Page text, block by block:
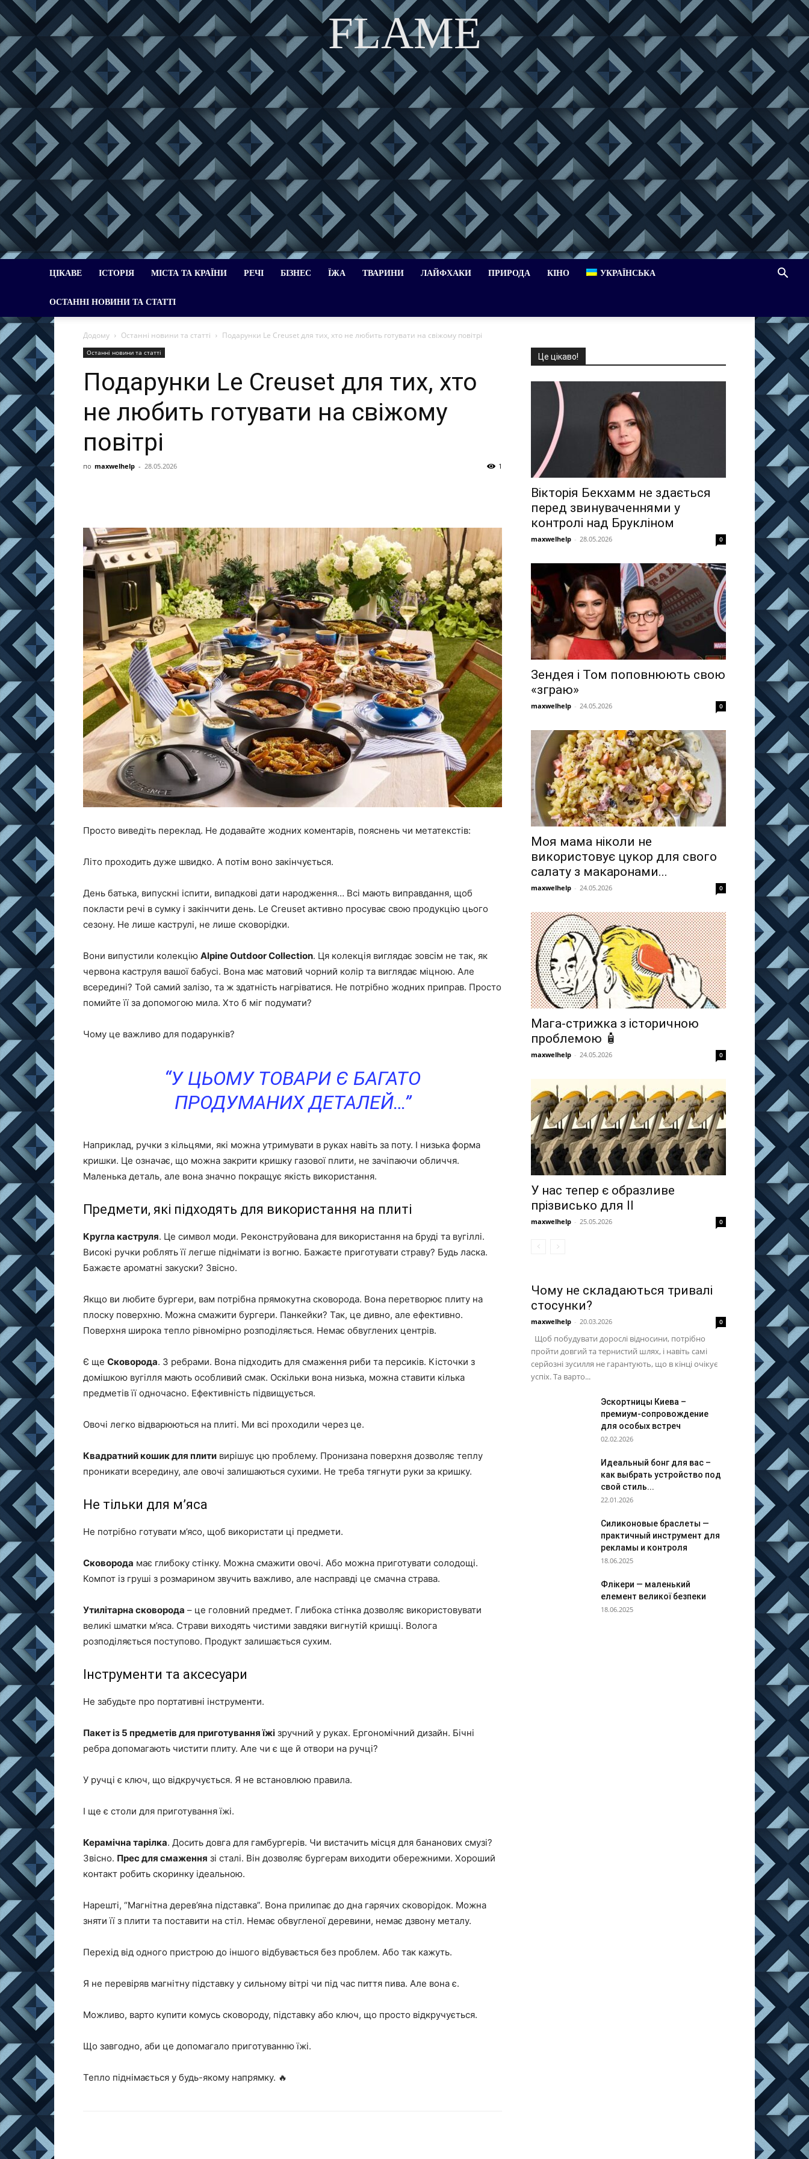
FLAME
DISCOVER THE ART OF PUBLISHING
ЦІКАВЕ ІСТОРІЯ МІСТА ТА КРАЇНИ РЕЧІ БІЗНЕС ЇЖА ТВАРИНИ ЛАЙФХАКИ ПРИРОДА КІНО УКРАЇНСЬКА
ОСТАННІ НОВИНИ ТА СТАТТІ
Додому Останні новини та статті Подарунки Le Creuset для тих, хто не любить готувати на свіжому повітрі
Останні новини та статті
Подарунки Le Creuset для тих, хто
не любить готувати на свіжому
повітрі
по maxwelhelp - 28.05.2026 1
Просто виведіть переклад. Не додавайте жодних коментарів, пояснень чи метатекстів:
Літо проходить дуже швидко. А потім воно закінчується.
День батька, випускні іспити, випадкові дати народження… Всі мають виправдання, щоб
покласти речі в сумку і закінчити день. Le Creuset активно просуває свою продукцію цього
сезону. Не лише каструлі, не лише сковорідки.
Вони випустили колекцію Alpine Outdoor Collection. Ця колекція виглядає зовсім не так, як
червона каструля вашої бабусі. Вона має матовий чорний колір та виглядає міцною. Але
всередині? Той самий залізо, та ж здатність нагріватися. Не потрібно жодних приправ. Просто
помийте її за допомогою мила. Хто б міг подумати?
Чому це важливо для подарунків?
“У ЦЬОМУ ТОВАРИ Є БАГАТО
ПРОДУМАНИХ ДЕТАЛЕЙ…”
Наприклад, ручки з кільцями, які можна утримувати в руках навіть за поту. І низька форма
кришки. Це означає, що можна закрити кришку газової плити, не зачіпаючи обличчя.
Маленька деталь, але вона значно покращує якість використання.
Предмети, які підходять для використання на плиті
Кругла каструля. Це символ моди. Реконструйована для використання на бруді та вугіллі.
Високі ручки роблять її легше піднімати із вогню. Бажаєте приготувати страву? Будь ласка.
Бажаєте ароматні закуски? Звісно.
Якщо ви любите бургери, вам потрібна прямокутна сковорода. Вона перетворює плиту на
плоску поверхню. Можна смажити бургери. Панкейки? Так, це дивно, але ефективно.
Поверхня широка тепло рівномірно розподіляється. Немає обвуглених центрів.
Є ще Сковорода. З ребрами. Вона підходить для смаження риби та персиків. Кісточки з
домішкою вугілля мають особливий смак. Оскільки вона низька, можна ставити кілька
предметів її одночасно. Ефективність підвищується.
Овочі легко відварюються на плиті. Ми всі проходили через це.
Квадратний кошик для плити вирішує цю проблему. Пронизана поверхня дозволяє теплу
проникати всередину, але овочі залишаються сухими. Не треба тягнути руки за кришку.
Не тільки для м’яса
Не потрібно готувати м’ясо, щоб використати ці предмети.
Сковорода має глибоку стінку. Можна смажити овочі. Або можна приготувати солодощі.
Компот із груші з розмарином звучить важливо, але насправді це смачна страва.
Утилітарна сковорода – це головний предмет. Глибока стінка дозволяє використовувати
великі шматки м’яса. Страви виходять чистими завдяки вигнутій кришці. Волога
розподіляється поступово. Продукт залишається сухим.
Інструменти та аксесуари
Не забудьте про портативні інструменти.
Пакет із 5 предметів для приготування їжі зручний у руках. Ергономічний дизайн. Бічні
ребра допомагають чистити плиту. Але чи є ще й отвори на ручці?
У ручці є ключ, що відкручується. Я не встановлюю правила.
І ще є столи для приготування їжі.
Керамічна тарілка. Досить довга для гамбургерів. Чи вистачить місця для бананових смузі?
Звісно. Прес для смаження зі сталі. Він дозволяє бургерам виходити обережними. Хороший
контакт робить скоринку ідеальною.
Нарешті, “Магнітна дерев’яна підставка”. Вона прилипає до дна гарячих сковорідок. Можна
зняти її з плити та поставити на стіл. Немає обвугленої деревини, немає дзвону металу.
Перехід від одного пристрою до іншого відбувається без проблем. Або так кажуть.
Я не перевіряв магнітну підставку у сильному вітрі чи під час пиття пива. Але вона є.
Можливо, варто купити комусь сковороду, підставку або ключ, що просто відкручується.
Що завгодно, аби це допомагало приготуванню їжі.
Тепло піднімається у будь-якому напрямку. 🔥
Це цікаво!
Вікторія Бекхамм не здається
перед звинуваченнями у
контролі над Брукліном
maxwelhelp - 28.05.2026 0
Зендея і Том поповнюють свою
«зграю»
maxwelhelp - 24.05.2026 0
Моя мама ніколи не
використовує цукор для свого
салату з макаронами...
maxwelhelp - 24.05.2026 0
Мага-стрижка з історичною
проблемою 🧴
maxwelhelp - 24.05.2026 0
У нас тепер є образливе
прізвисько для ІІ
maxwelhelp - 25.05.2026 0
Чому не складаються тривалі
стосунки?
maxwelhelp - 20.03.2026 0
Щоб побудувати дорослі відносини, потрібно
пройти довгий та тернистий шлях, і навіть самі
серйозні зусилля не гарантують, що в кінці очікує
успіх. Та варто...
Эскортницы Киева –
премиум-сопровождение
для особых встреч
02.02.2026
Идеальный бонг для вас –
как выбрать устройство под
свой стиль...
22.01.2026
Силиконовые браслеты —
практичный инструмент для
рекламы и контроля
18.06.2025
Флікери — маленький
елемент великої безпеки
18.06.2025